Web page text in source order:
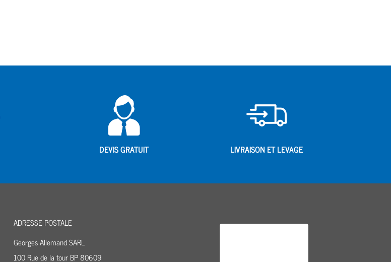
DEVIS GRATUIT LIVRAISON ET LEVAGE
ADRESSE POSTALE
Georges Allemand SARL
100 Rue de la tour BP 80609